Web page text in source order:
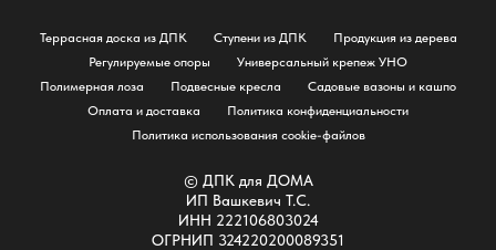
Террасная доска из ДПК Ступени из ДПК
Продукция из дерева
Регулируемые опоры
Универсальный крепеж УНО
Полимерная лоза
Подвесные кресла
Садовые вазоны и кашпо
Оплата и доставка
Политика конфиденциальности
Политика использования cookie-файлов
© ДПК для ДОМА
ИП Вашкевич Т.С.
ИНН 222106803024
ОГРНИП 324220200089351